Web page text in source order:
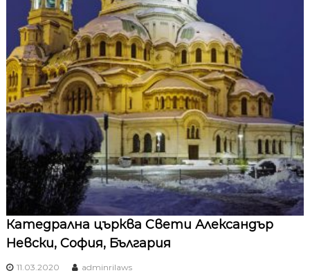
Катедрална църква Свети Александър
Невски, София, България
11.03.2020 adminrilaws